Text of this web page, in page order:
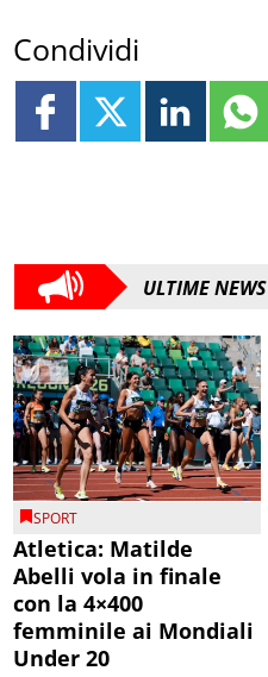
Condividi
ULTIME NEWS
SPORT
Atletica: Matilde
Abelli vola in finale
con la 4×400
femminile ai Mondiali
Under 20